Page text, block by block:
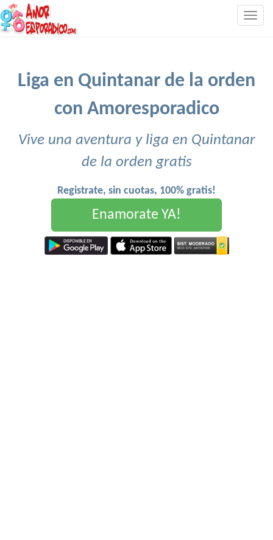
Liga en Quintanar de la orden
con Amoresporadico
Vive una aventura y liga en Quintanar
de la orden gratis
Registrate, sin cuotas, 100% gratis!
Enamorate YA!